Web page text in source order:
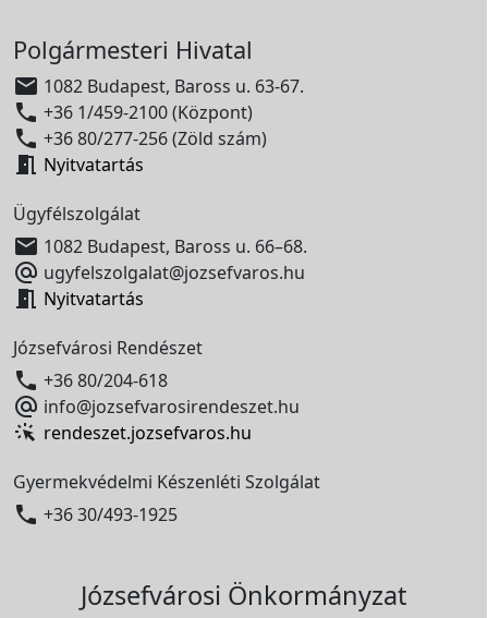
Polgármesteri Hivatal
 1082 Budapest, Baross u. 63-67.
 +36 1/459-2100 (Központ)
 +36 80/277-256 (Zöld szám)
 Nyitvatartás
Ügyfélszolgálat
 1082 Budapest, Baross u. 66–68.
 ugyfelszolgalat@jozsefvaros.hu
 Nyitvatartás
Józsefvárosi Rendészet
 +36 80/204-618
 info@jozsefvarosirendeszet.hu
rendeszet.jozsefvaros.hu
Gyermekvédelmi Készenléti Szolgálat
 +36 30/493-1925
Józsefvárosi Önkormányzat